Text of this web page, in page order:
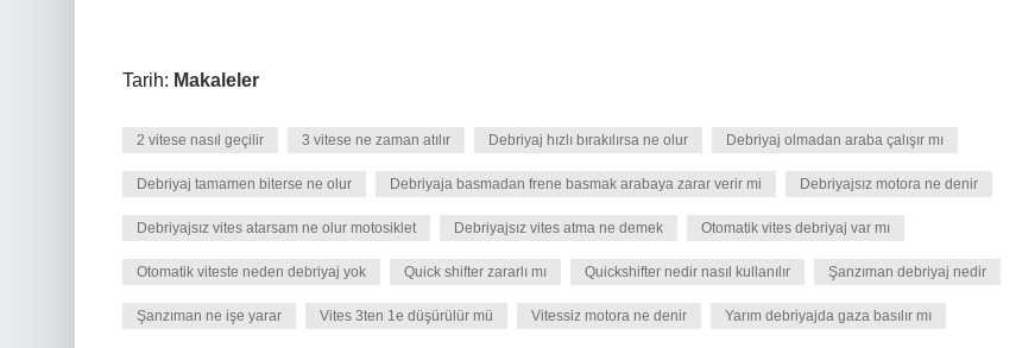
Tarih: Makaleler
2 vitese nasıl geçilir 3 vitese ne zaman atılır Debriyaj hızlı bırakılırsa ne olur Debriyaj olmadan araba çalışır mı
Debriyaj tamamen biterse ne olur Debriyaja basmadan frene basmak arabaya zarar verir mi Debriyajsız motora ne denir
Debriyajsız vites atarsam ne olur motosiklet Debriyajsız vites atma ne demek Otomatik vites debriyaj var mı
Otomatik viteste neden debriyaj yok Quick shifter zararlı mı Quickshifter nedir nasıl kullanılır Şanzıman debriyaj nedir
Şanzıman ne işe yarar Vites 3ten 1e düşürülür mü Vitessiz motora ne denir Yarım debriyajda gaza basılır mı